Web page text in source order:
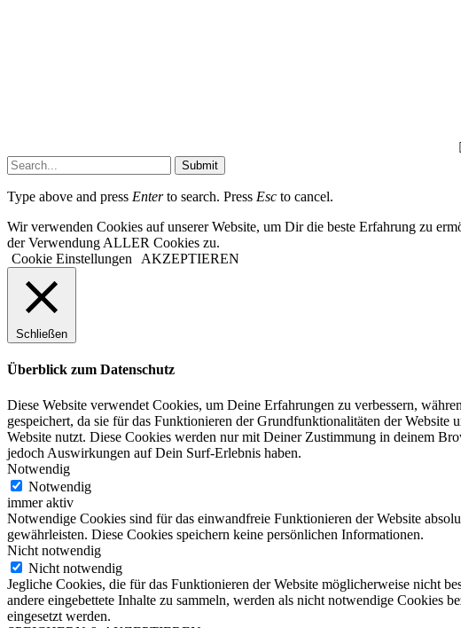
Submit
Type above and press Enterto search. Press Esc to cancel.
Wir verwenden Cookies auf unserer Website, um Dir die beste Erfahrung zu
der Verwendung ALLER Cookies zu.
Cookie Einstellungen
AKZEPTIEREN
Schließen
Überblick zum Datenschutz
Diese Website verwendet Cookies, um Deine Erfahrungen zu verbessern,
gespeichert, da sie für das Funktionieren der Grundfunktionalitäten der
Website nutzt. Diese Cookies werden nur mit Deiner Zustimmung in deinem
jedoch Auswirkungen auf Dein Surf-Erlebnis haben.
Notwendig
Notwendig
immer aktiv
Notwendige Cookies sind für das einwandfreie Funktionieren der Website
gewährleisten. Diese Cookies speichern keine persönlichen Informationen.
Nicht notwendig
Nicht notwendig
Jegliche Cookies, die für das Funktionieren der Website möglicherweise nicht
andere eingebettete Inhalte zu sammeln, werden als nicht notwendige Cookies
eingesetzt werden.